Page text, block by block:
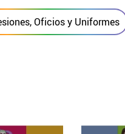
Oficios y Uniformes